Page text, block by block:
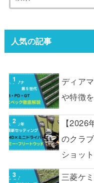
人気の記事
ディア
や特徴
【
のクラ
ショッ
三菱ケ